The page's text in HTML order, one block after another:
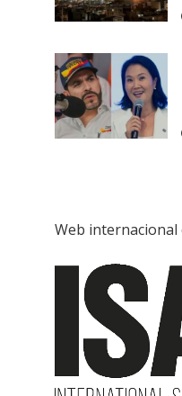
Web internacional